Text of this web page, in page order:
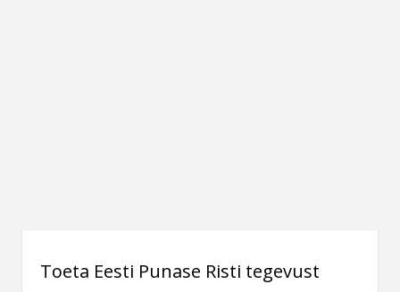
Toeta Eesti Punase Risti tegevust